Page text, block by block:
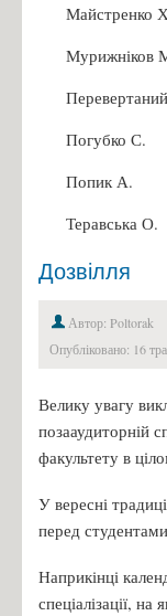
Майстренко
Мурижніков
Погубко С.
Попик А.
Теравська О.
Дозвілля
Автор: Poltorak
Опубліковано: 16
Велику увагу
позааудиторній
факультету в
У вересні
перед
Наприкінці
спеціалізації,